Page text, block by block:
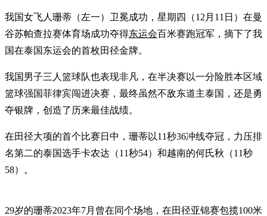
我国女飞人珊蒂（左一）卫冕成功，星期四（12月11日）在曼
谷苏帕查拉赛体育场成功夺得东运会百米赛跑冠军，摘下了我
国在泰国东运会的首枚田径金牌。
我国男子三人篮球队也表现非凡，在半决赛以一分险胜本区域
篮球强国菲律宾闯进决赛，最终虽然不敌东道主泰国，还是勇
夺银牌，创造了历来最佳战绩。
在田径大项的首个比赛日中，珊蒂以11秒36冲线夺冠，力压排
名第二的泰国选手卡农达（11秒54）和越南的何氏秋（11秒
58）。
29岁的珊蒂2023年7月曾在同个场地，在田径亚锦赛包揽100米